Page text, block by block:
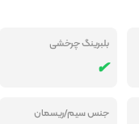
بلبرینگ چرخشی
جنس سیم/ریسمان